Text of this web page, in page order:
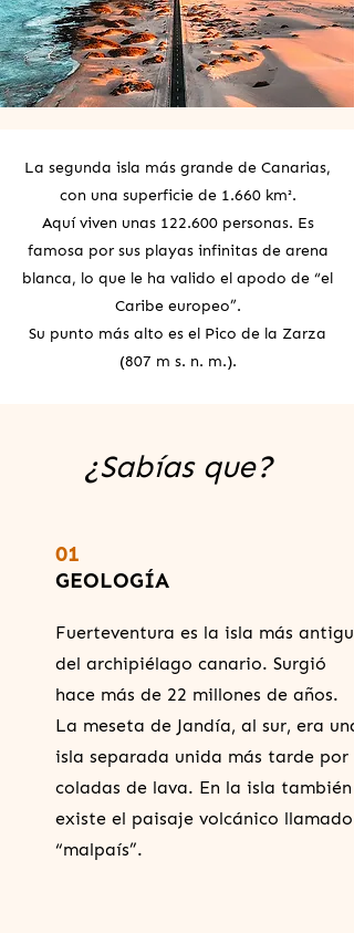
La segunda isla más grande de Canarias,
con una superficie de 1.660 km².
Aquí viven unas 122.600 personas. Es
famosa por sus playas infinitas de arena
blanca, lo que le ha valido el apodo de “el
Caribe europeo”.
Su punto más alto es el Pico de la Zarza
(807 m s. n. m.).
¿Sabías que?
01
GEOLOGÍA
Fuerteventura es la isla más antigua
del archipiélago canario. Surgió
hace más de 22 millones de años.
La meseta de Jandía, al sur, era una
isla separada unida más tarde por
coladas de lava. En la isla también
existe el paisaje volcánico llamado
“malpaís”.